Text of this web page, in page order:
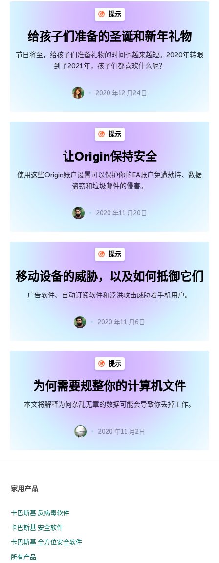
提示
给孩子们准备的圣诞和新年礼物
节日将至，给孩子们准备礼物的时间也越来越短。2020年转眼
到了2021年，孩子们都喜欢什么呢？
2020 年12 月24日
提示
让Origin保持安全
使用这些Origin账户设置可以保护你的EA账户免遭劫持、数据
盗窃和垃圾邮件的侵害。
2020 年11 月20日
提示
移动设备的威胁，以及如何抵御它们
广告软件、自动订阅软件和泛洪攻击威胁着手机用户。
2020 年11 月6日
提示
为何需要规整你的计算机文件
本文将解释为何杂乱无章的数据可能会导致你丢掉工作。
2020 年11 月2日
家用产品
卡巴斯基 反病毒软件
卡巴斯基 安全软件
卡巴斯基 全方位安全软件
所有产品